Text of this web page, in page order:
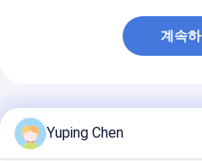
계속
추천된 제품
Yuping Chen